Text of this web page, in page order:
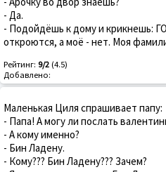
- Да.
- Подойдёшь к дому и крикнешь:
откроются, а моё - нет. Моя
Рейтинг: 9/2 (4.5)
Добавлено:
Маленькая Циля спрашивает папу:
- Папа! А могу ли послать
- А кому именно?
- Бин Ладену.
- Кому??? Бин Ладену??? Зачем?